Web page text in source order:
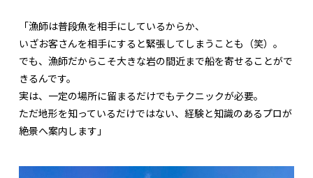
「漁師は普段魚を相手にしているからか、
いざお客さんを相手にすると緊張してしまうことも（笑）。
でも、漁師だからこそ大きな岩の間近まで船を寄せることがで
きるんです。
実は、一定の場所に留まるだけでもテクニックが必要。
ただ地形を知っているだけではない、経験と知識のあるプロが
絶景へ案内します」